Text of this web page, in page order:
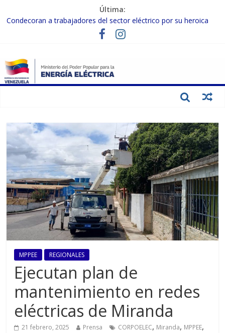
Última:
Condecoran a trabajadores del sector eléctrico por su heroica
labor tras el doble sismo del 24-J
Gobierno Nacional coordina acciones con el sector privado para
Inspeccionan trabajos de rehabilitación en instalaciones del SEN
en Carabobo
Gobierno Nacional activa plan preventivo para fortalecer el SEN
MPPEE REGIONALES
Ejecutan plan de
mantenimiento en redes
eléctricas de Miranda
21 febrero, 2025 Prensa CORPOELEC, Miranda, MPPEE,